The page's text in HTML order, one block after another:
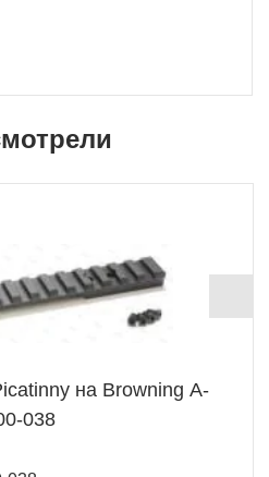
на Browning A-
038